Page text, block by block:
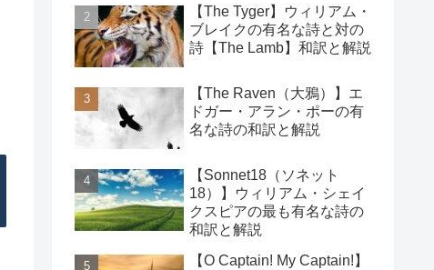
【The Tyger】ウィリアム・
ブレイクの有名な詩と対の
詩【The Lamb】和訳と解説
【The Raven（大鴉）】エ
ドガー・アラン・ポーの有
名な詩の和訳と解説
【Sonnet18（ソネット
18）】ウィリアム・シェイ
クスピアの最も有名な詩の
和訳と解説
【O Captain! My Captain!】